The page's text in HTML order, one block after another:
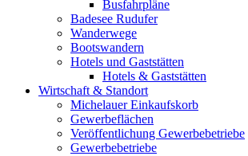
Busfahrpläne
Badesee Rudufer
Wanderwege
Bootswandern
Hotels und Gaststätten
Hotels & Gaststätten
Wirtschaft & Standort
Michelauer Einkaufskorb
Gewerbeflächen
Veröffentlichung Gewerbebetriebe
Gewerbebetriebe